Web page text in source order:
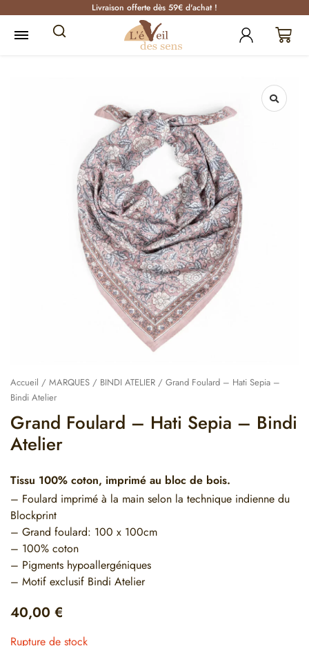
Livraison offerte dès 59€ d'achat !
Accueil / MARQUES / BINDI ATELIER / Grand Foulard – Hati Sepia –
Bindi Atelier
Grand Foulard – Hati Sepia – Bindi
Atelier
Tissu 100% coton, imprimé au bloc de bois.
– Foulard imprimé à la main selon la technique indienne du
Blockprint
– Grand foulard: 100 x 100cm
– 100% coton
– Pigments hypoallergéniques
– Motif exclusif Bindi Atelier
40,00 €
Rupture de stock